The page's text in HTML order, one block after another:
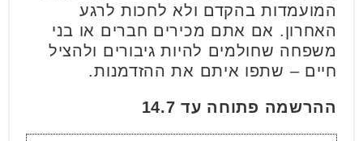
המועמדות בהקדם ולא לחכות לרגע
האחרון. אם אתם מכירים חברים או בני
משפחה שחולמים להיות גיבורים ולהציל
חיים – שתפו איתם את ההזדמנות.
ההרשמה פתוחה עד 14.7